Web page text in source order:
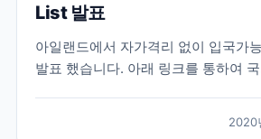
List 발표
아일랜드에서 자가격리 없이 입국가
발표 했습니다. 아래 링크를 통하여
2020